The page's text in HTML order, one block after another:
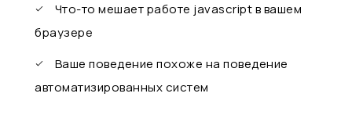
Что-то мешает работе javascript в вашем
браузере
Ваше поведение похоже на поведение
автоматизированных систем